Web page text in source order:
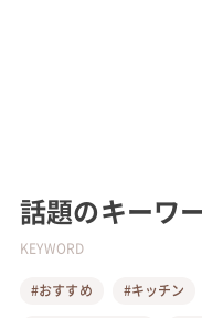
話題のキーワ
KEYWORD
#おすすめ #キッチン